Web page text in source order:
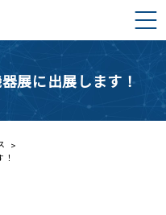
展に出展します！